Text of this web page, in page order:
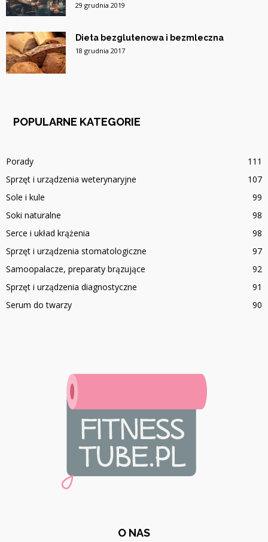
29 grudnia 2019
Dieta bezglutenowa i bezmleczna
18 grudnia 2017
POPULARNE KATEGORIE
Porady
111
Sprzęt i urządzenia weterynaryjne
107
Sole i kule
99
Soki naturalne
98
Serce i układ krążenia
98
Sprzęt i urządzenia stomatologiczne
97
Samoopalacze, preparaty brązujące
92
Sprzęt i urządzenia diagnostyczne
91
Serum do twarzy
90
O NAS